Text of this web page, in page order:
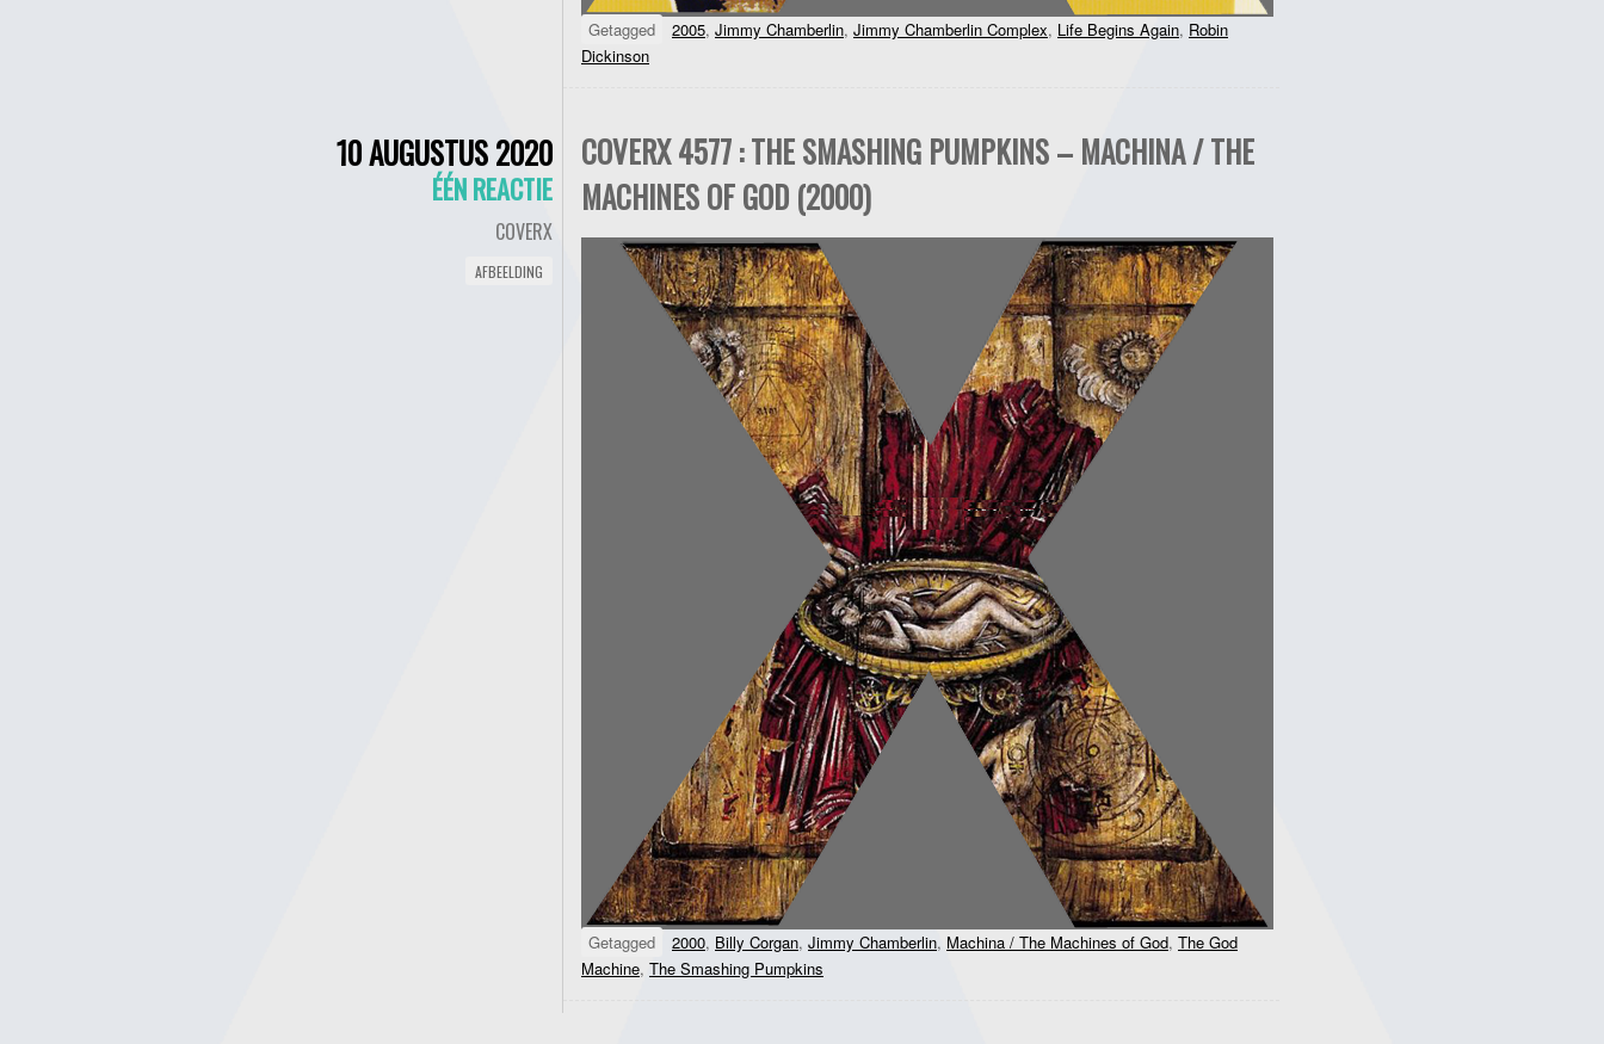
Getagged 2005, Jimmy Chamberlin, Jimmy Chamberlin Complex, Life Begins Again, Robin
Dickinson
10 AUGUSTUS 2020
ÉÉN REACTIE
COVERX
AFBEELDING
COVERX 4577 : THE SMASHING PUMPKINS – MACHINA / THE
MACHINES OF GOD (2000)
Getagged 2000, Billy Corgan, Jimmy Chamberlin, Machina / The Machines of God, The God
Machine, The Smashing Pumpkins